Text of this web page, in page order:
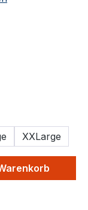
XXLarge